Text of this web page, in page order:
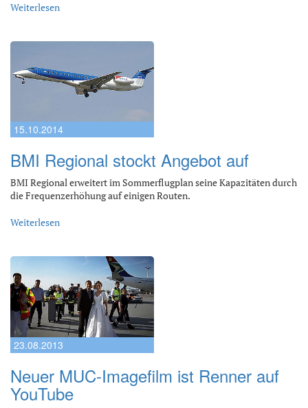
Weiterlesen
15.10.2014
BMI Regional stockt Angebot auf
BMI Regional erweitert im Sommerflugplan seine Kapazitäten durch
die Frequenzerhöhung auf einigen Routen.
Weiterlesen
23.08.2013
Neuer MUC-Imagefilm ist Renner auf
YouTube